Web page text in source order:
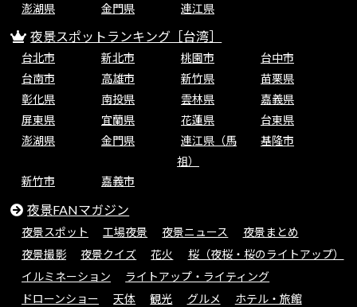
澎湖県
金門県 連江県
夜景スポットランキング［台湾］
台北市 新北市 桃園市
台中市
台南市
高雄市 新竹県
苗栗県
彰化県
南投県 雲林県
嘉義県
屏東県
宜蘭県 花蓮県
台東県
澎湖県
金門県
連江県（馬
祖）
基隆市
新竹市 嘉義市
夜景FANマガジン
夜景スポット 工場夜景 夜景ニュース
夜景まとめ
夜景撮影
夜景クイズ 花火
桜（夜桜・桜のライトアップ）
イルミネーション
ライトアップ・ライティング
ドローンショー
天体 観光 グルメ
ホテル・旅館